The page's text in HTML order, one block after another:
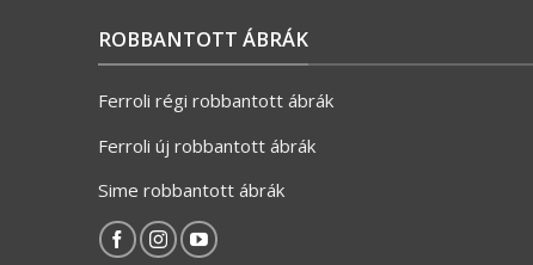
ROBBANTOTT ÁBRÁK
Ferroli régi robbantott ábrák
Ferroli új robbantott ábrák
Sime robbantott ábrák